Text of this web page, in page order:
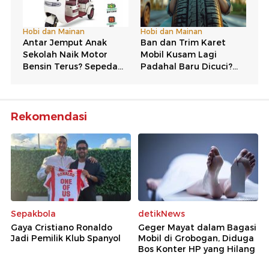
Rekomendasi
Sepakbola
Gaya Cristiano Ronaldo
Jadi Pemilik Klub Spanyol
detikNews
Geger Mayat dalam Bagasi
Mobil di Grobogan, Diduga
Bos Konter HP yang Hilang